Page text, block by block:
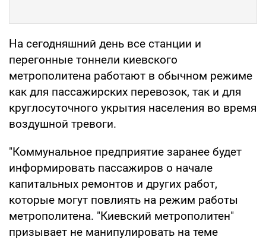
На сегодняшний день все станции и
перегонные тоннели киевского
метрополитена работают в обычном режиме
как для пассажирских перевозок, так и для
круглосуточного укрытия населения во время
воздушной тревоги.
"Коммунальное предприятие заранее будет
информировать пассажиров о начале
капитальных ремонтов и других работ,
которые могут повлиять на режим работы
метрополитена. "Киевский метрополитен"
призывает не манипулировать на теме